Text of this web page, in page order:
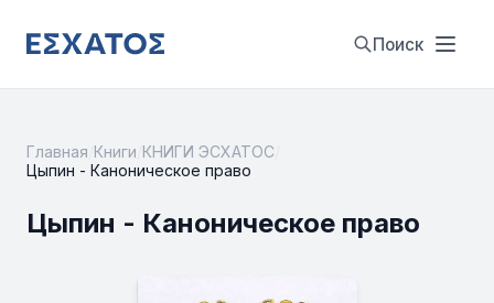
Поиск
Главная Книги КНИГИ ЭСХАТОС
Цыпин - Каноническое право
Цыпин - Каноническое право